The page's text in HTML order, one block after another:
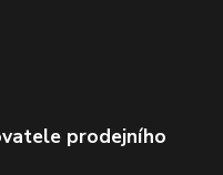
prodejního